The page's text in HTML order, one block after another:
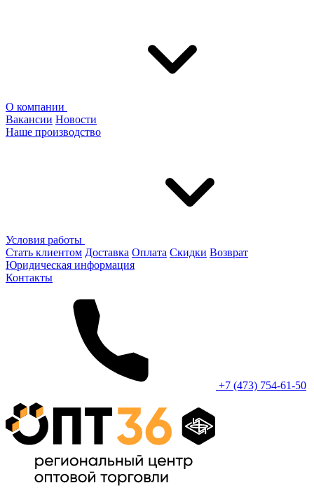
О компании
Вакансии Новости
Наше производство
Условия работы
Стать клиентом Доставка Оплата Скидки Возврат
Юридическая информация
Контакты
+7 (473) 754-61-50